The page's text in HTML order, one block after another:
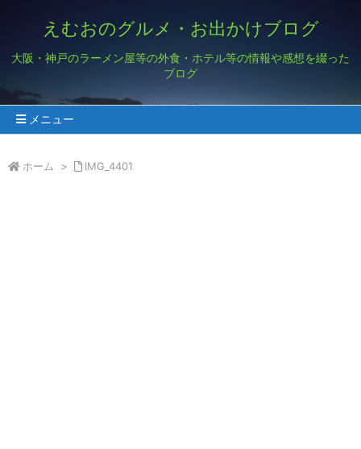
えむおのグルメ・お出かけブログ
大阪・神戸のラーメン屋等の外食・ホテル等の情報や感想を綴った
ブログ
メニュー
ホーム > IMG_4401